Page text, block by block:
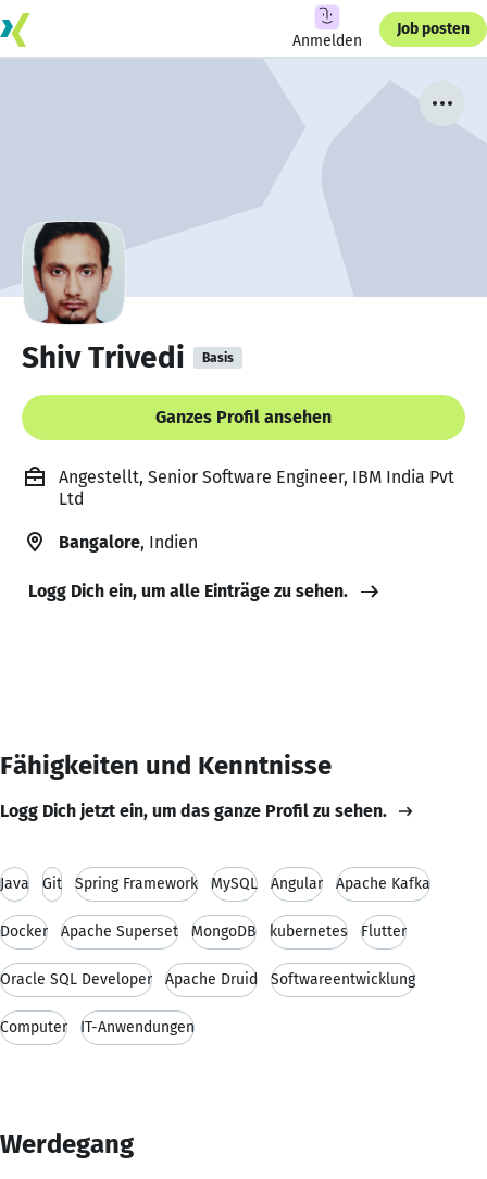
Anmelden
Job posten
Shiv Trivedi Basis
Ganzes Profil ansehen
Angestellt, Senior Software Engineer, IBM India Pvt
Ltd
Bangalore, Indien
Logg Dich ein, um alle Einträge zu sehen.
Fähigkeiten und Kenntnisse
Logg Dich jetzt ein, um das ganze Profil zu sehen.
Java Git Spring Framework MySQL Angular Apache Kafka
Docker Apache Superset MongoDB kubernetes Flutter
Oracle SQL Developer Apache Druid Softwareentwicklung
Computer IT-Anwendungen
Werdegang